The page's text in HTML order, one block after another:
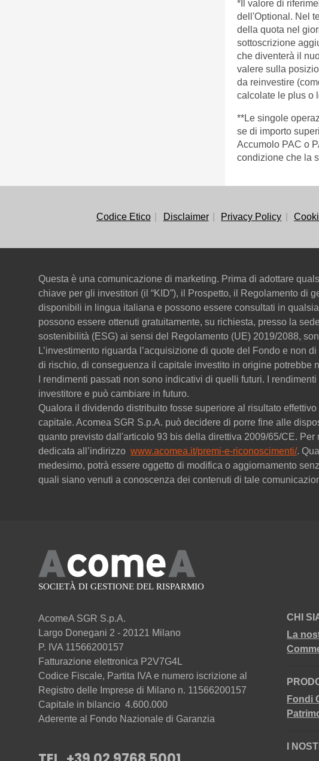
*Il valore di
dell'Optional. Nel
della quota nel
sottoscrizione
che diventerà il
valere sulla
da reinvestire
calcolate le plus o
**Le singole
se di importo
Accumolo PAC o
condizione che la
Codice Etico Disclaimer Privacy Policy
Questa è una comunicazione di marketing. Prima di adottare
chiave per gli investitori (il “KID”), il Prospetto, il Regolamento di
disponibili in lingua italiana e possono essere consultati in
possono essere ottenuti gratuitamente, su richiesta, presso la
sostenibilità (ESG) ai sensi del Regolamento (UE) 2019/2088,
L’investimento riguarda l’acquisizione di quote del Fondo e non
di rischio, di conseguenza il capitale investito in origine potrebbe
I rendimenti passati non sono indicativi di quelli futuri. I
investitore e può cambiare in futuro.
Qualora il dividendo distribuito fosse superiore al risultato
capitale. Acomea SGR S.p.A. può decidere di porre fine alle
quanto previsto dall'articolo 93 bis della direttiva 2009/65/CE.
dedicata all’indirizzo www.acomea.it/premi-e-riconoscimenti/.
medesimo, potrà essere oggetto di modifica o aggiornamento
quali siano venuti a conoscenza dei contenuti di tale
AcomeA SGR S.p.A.
Largo Donegani 2 - 20121 Milano
P. IVA 11566200157
Fatturazione elettronica P2V7G4L
Codice Fiscale, Partita IVA e numero iscrizione al
Registro delle Imprese di Milano n. 11566200157
Capitale in bilancio 4.600.000
Aderente al Fondo Nazionale di Garanzia
CHI
La
Fondi
I